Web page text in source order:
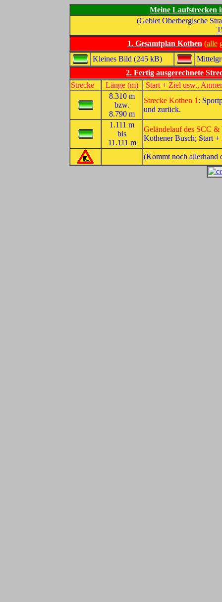
Meine Laufstrecken
(Gebiet Oberbergische
1. Gesamtplan Kothen (alle
Kleines Bild (245 kB)
2. Fertig ausgerechnete
Strecke
Länge (m)
Start + Ziel usw.,
8.310 m
bzw.
8.790 m
Strecke Kothen 1 :
und zurück.
1.111 m
bis
11.111 m
Geländelauf des SCC
Kothener Busch; Start
(Kommt noch allerhand